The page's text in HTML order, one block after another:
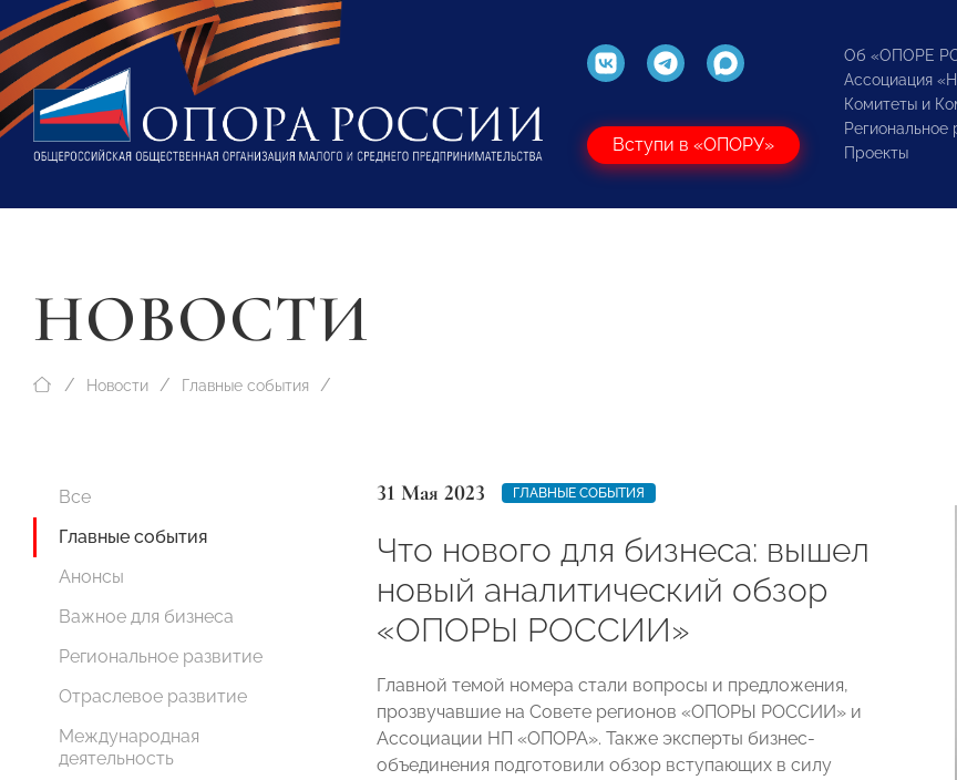
Вступи в «ОПОРУ»
Об «ОПОРЕ
Ассоциация
Комитеты и
Региональное
Проекты
НОВОСТИ
Новости Главные события
Все
Главные события
Анонсы
Важное для бизнеса
Региональное развитие
Отраслевое развитие
Международная
деятельность
31 Мая 2023 ГЛАВНЫЕ СОБЫТИЯ
Что нового для бизнеса: вышел
новый аналитический обзор
«ОПОРЫ РОССИИ»
Главной темой номера стали вопросы и предложения,
прозвучавшие на Совете регионов «ОПОРЫ РОССИИ» и
Ассоциации НП «ОПОРА». Также эксперты бизнес-
объединения подготовили обзор вступающих в силу